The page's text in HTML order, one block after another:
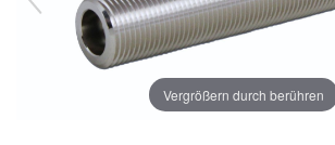
Vergrößern durch berühren